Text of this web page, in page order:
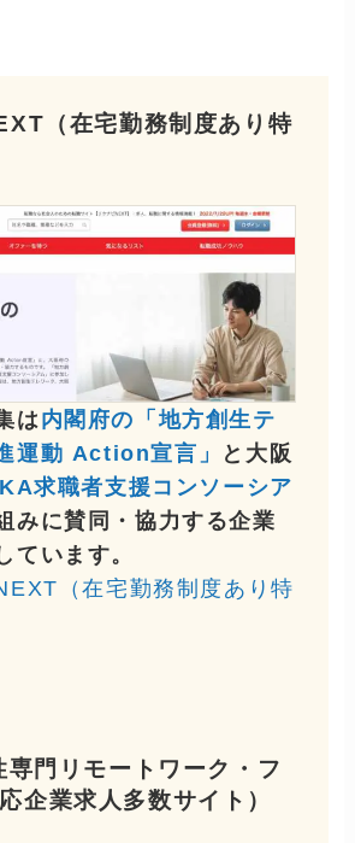
（在宅勤務制度あり特
は内閣府の「地方創生テ
運動 Action宣言」
と大阪
求職者支援コンソーシア
みに賛同・協力する企業
ています。
（在宅勤務制度あり特
門リモートワーク・フ
企業求人多数サイト）